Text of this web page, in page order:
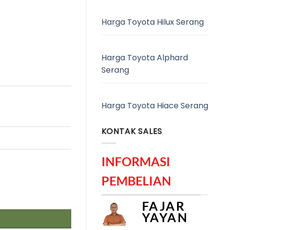
Harga Toyota Hilux Serang
Harga Toyota Alphard
Serang
Harga Toyota Hiace Serang
KONTAK SALES
INFORMASI
PEMBELIAN
FAJAR
YAYAN